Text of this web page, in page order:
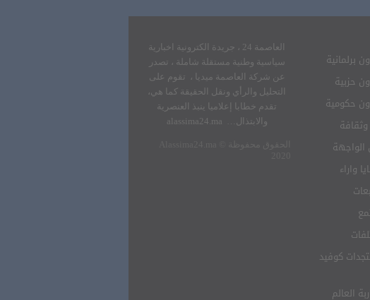
برلمانية
حزبية
حكومية
واراء
كوفيد
العالم
العاصمة 24 ، جريدة الكترونية اخبارية
سياسية وطنية مستقلة شاملة ، تصدر
عن شركة العاصمة ميديا ، تقوم على
التحليل والرأي ونقل الحقيقة كما هي،
تقدم خطابا إعلاميا ينبذ العنصرية
والابتذال… alassima24.ma